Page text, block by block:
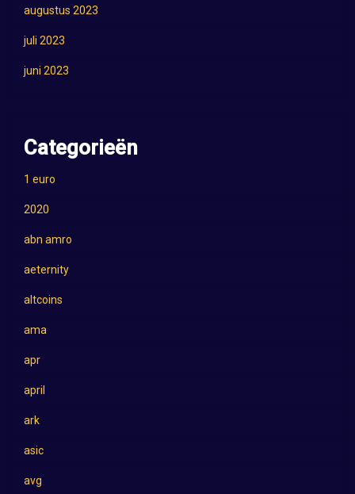
augustus 2023
juli 2023
juni 2023
Categorieën
1 euro
2020
abn amro
aeternity
altcoins
ama
apr
april
ark
asic
avg